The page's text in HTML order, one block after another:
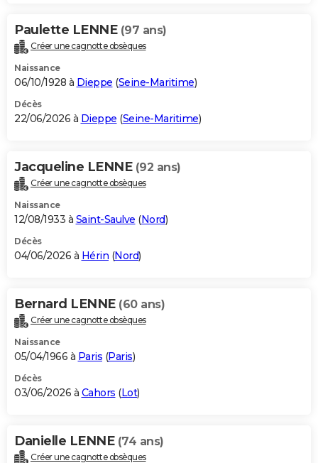
Carte de Noël
Carte Bonne année
Carte Saint-Valentin
Carte Pâques
Carte d'anniversaire
DICTIONNAIRE
Dictionnaire
Biographies
Citations
Expressions
Proverbes
PROGRAMME TV
S'inscrire
Se connecter
Lycées
Collèges
Primaires
Universités
Entreprises
Service militaire
Avis de recherche
AVIS DE DÉCÈS
Bricolage
Lifestyle
Culture
Sport
Auto
Television
Voyage
Cinema
Paulette LENNE (97 ans)
Créer une cagnotte obsèques
Naissance
06/10/1928 à Dieppe (Seine-Maritime)
Décès
22/06/2026 à Dieppe (Seine-Maritime)
Jacqueline LENNE (92 ans)
Créer une cagnotte obsèques
Naissance
12/08/1933 à Saint-Saulve (Nord)
Décès
04/06/2026 à Hérin (Nord)
Bernard LENNE (60 ans)
Créer une cagnotte obsèques
Naissance
05/04/1966 à Paris (Paris)
Décès
03/06/2026 à Cahors (Lot)
Danielle LENNE (74 ans)
Créer une cagnotte obsèques